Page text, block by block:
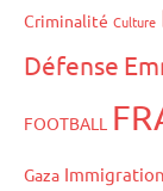
Criminalité Culture
Défense
FOOTBALL
Gaza Immigration